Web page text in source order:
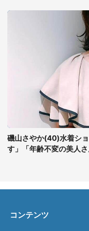
磯山さやか(40)水着シ
す」「年齢不変の美人さ
コンテンツ